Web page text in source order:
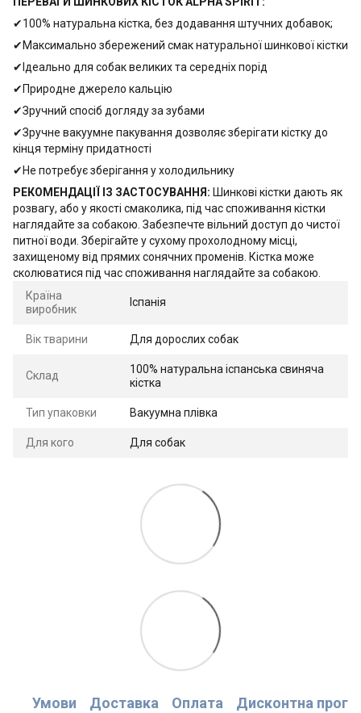
✔100% натуральна кістка, без додавання штучних добавок;
✔Максимально збережений смак натуральної шинкової кістки
✔Ідеально для собак великих та середніх порід
✔Природне джерело кальцію
✔Зручний спосіб догляду за зубами
✔Зручне вакуумне пакування дозволяє зберігати кістку до
кінця терміну придатності
✔Не потребує зберігання у холодильнику
РЕКОМЕНДАЦІЇ ІЗ ЗАСТОСУВАННЯ: Шинкові кістки дають як
розвагу, або у якості смаколика, під час споживання кістки
наглядайте за собакою. Забезпечте вільний доступ до чистої
питної води. Зберігайте у сухому прохолодному місці,
захищеному від прямих сонячних променів. Кістка може
сколюватися під час споживання наглядайте за собакою.
Країна
виробник
Іспанія
Вік тварини Для дорослих собак
Склад
100% натуральна іспанська свиняча
кістка
Тип упаковки Вакуумна плівка
Для кого Для собак
Умови Доставка Оплата Дисконтна